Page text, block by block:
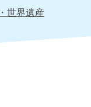
世界遺産